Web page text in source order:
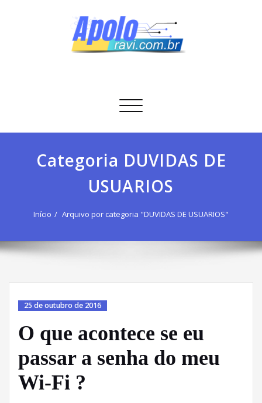
Alternar
Categoria DUVIDAS DE
USUARIOS
Início Arquivo por categoria "DUVIDAS DE USUARIOS"
25 de outubro de 2016
O que acontece se eu
passar a senha do meu
Wi-Fi ?